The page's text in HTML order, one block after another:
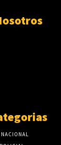
NACIONAL